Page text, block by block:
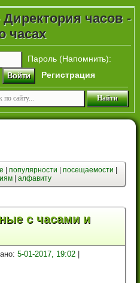
часов -
часах
Пароль (Напомнить):
Войти Регистрация
| популярности посещаемости
|алфавиту
с часами и
5-01-2017, 19:02